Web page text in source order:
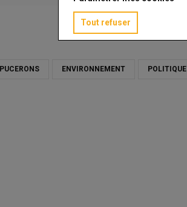
Virginie Charpenet
PUCERONS ENVIRONNEMENT POLITIQUE
Tout refuser